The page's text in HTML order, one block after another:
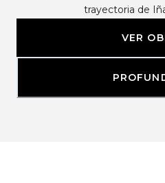
trayectoria de
VER